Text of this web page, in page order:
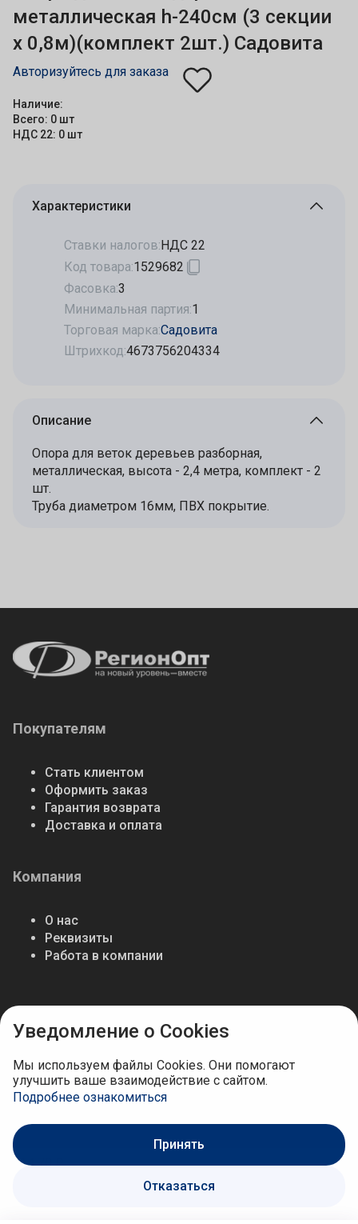
металлическая h-240см (3 секции
х 0,8м)(комплект 2шт.) Садовита
Авторизуйтесь для заказа
Наличие:
Всего: 0 шт
НДС 22: 0 шт
Характеристики
Ставки налогов:НДС 22
Код товара:1529682
Фасовка:3
Минимальная партия:1
Торговая марка:Садовита
Штрихкод:4673756204334
Описание
Опора для веток деревьев разборная,
металлическая, высота - 2,4 метра, комплект - 2
шт.
Труба диаметром 16мм, ПВХ покрытие.
614.70 ₽
В корзину
Покупателям
Стать клиентом
Оформить заказ
Гарантия возврата
Доставка и оплата
Компания
О нас
Реквизиты
Работа в компании
Мы в соцсетях
Уведомление о Cookies
Мы используем файлы Cookies. Они помогают
улучшить ваше взаимодействие с сайтом.
Подробнее ознакомиться
Принять
Отказаться